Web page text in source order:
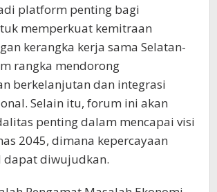
platform penting bagi
memperkuat kemitraan
kerangka kerja sama Selatan-
rangka mendorong
berkelanjutan dan integrasi
Selain itu, forum ini akan
penting dalam mencapai visi
2045, dimana kepercayaan
dapat diwujudkan.